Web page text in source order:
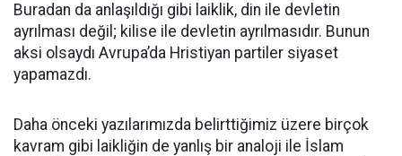
Buradan da anlaşıldığı gibi laiklik, din ile devletin
ayrılması değil; kilise ile devletin ayrılmasıdır. Bunun
aksi olsaydı Avrupa’da Hristiyan partiler siyaset
yapamazdı.
Daha önceki yazılarımızda belirttiğimiz üzere birçok
kavram gibi laikliğin de yanlış bir analoji ile İslam